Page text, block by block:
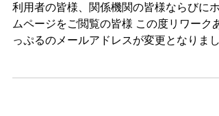
業所時代も含め、約２０数年、地域や関係
関の皆様にも本当にお世話になり、 色々教
わりながら歩んでくることが出来ました。
利用者の皆様、関係機関の皆様ならびにホ
ムページをご閲覧の皆様 この度リワークあ
っぷるのメールアドレスが変更となりまし